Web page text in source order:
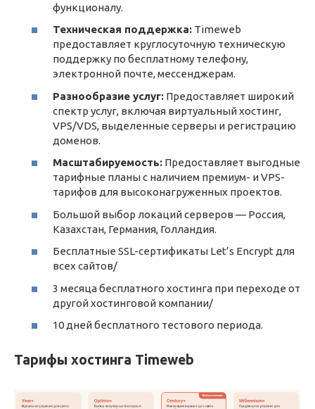
функционалу.
Техническая поддержка: Timeweb
предоставляет круглосуточную техническую
поддержку по бесплатному телефону,
электронной почте, мессенджерам.
Разнообразие услуг: Предоставляет широкий
спектр услуг, включая виртуальный хостинг,
VPS/VDS, выделенные серверы и регистрацию
доменов.
Масштабируемость: Предоставляет выгодные
тарифные планы с наличием премиум- и VPS-
тарифов для высоконагруженных проектов.
Большой выбор локаций серверов — Россия,
Казахстан, Германия, Голландия.
Бесплатные SSL-сертификаты Let’s Encrypt для
всех сайтов/
3 месяца бесплатного хостинга при переходе от
другой хостинговой компании/
10 дней бесплатного тестового периода.
Тарифы хостинга Timeweb